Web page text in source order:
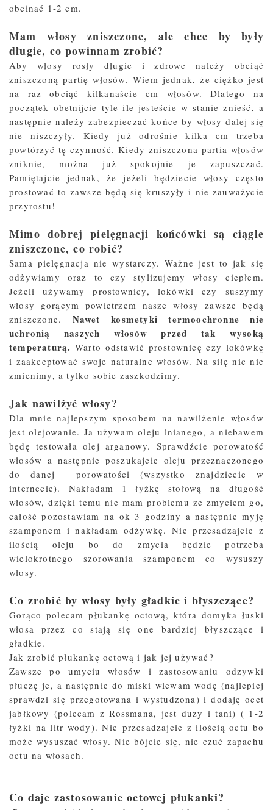
obcinać 1-2 cm.
Mam włosy zniszczone, ale chce by były
długie, co powinnam zrobić?
Aby włosy rosły długie i zdrowe należy obciąć
zniszczoną partię włosów. Wiem jednak, że ciężko jest
na raz obciąć kilkanaście cm włosów. Dlatego na
początek obetnijcie tyle ile jesteście w stanie znieść, a
następnie należy zabezpieczać końce by włosy dalej się
nie niszczyły. Kiedy już odrośnie kilka cm trzeba
powtórzyć tę czynność. Kiedy zniszczona partia włosów
zniknie, można już spokojnie je zapuszczać.
Pamiętajcie jednak, że jeżeli będziecie włosy często
prostować to zawsze będą się kruszyły i nie zauważycie
przyrostu!
Mimo dobrej pielęgnacji końcówki są ciągle
zniszczone, co robić?
Sama pielęgnacja nie wystarczy. Ważne jest to jak się
odżywiamy oraz to czy stylizujemy włosy ciepłem.
Jeżeli używamy prostownicy, lokówki czy suszymy
włosy gorącym powietrzem nasze włosy zawsze będą
zniszczone. Nawet kosmetyki termoochronne nie
uchronią naszych włosów przed tak wysoką
temperaturą. Warto odstawić prostownicę czy lokówkę
i zaakceptować swoje naturalne włosów. Na siłę nic nie
zmienimy, a tylko sobie zaszkodzimy.
Jak nawilżyć włosy?
Dla mnie najlepszym sposobem na nawilżenie włosów
jest olejowanie. Ja używam oleju lnianego, a niebawem
będę testowała olej arganowy. Sprawdźcie porowatość
włosów a następnie poszukajcie oleju przeznaczonego
do danej porowatości (wszystko znajdziecie w
internecie). Nakładam 1 łyżkę stołową na długość
włosów, dzięki temu nie mam problemu ze zmyciem go,
całość pozostawiam na ok 3 godziny a następnie myję
szamponem i nakładam odżywkę. Nie przesadzajcie z
ilością oleju bo do zmycia będzie potrzeba
wielokrotnego szorowania szamponem co wysuszy
włosy.
Co zrobić by włosy były gładkie i błyszczące?
Gorąco polecam płukankę octową, która domyka łuski
włosa przez co stają się one bardziej błyszczące i
gładkie.
Jak zrobić płukankę octową i jak jej używać?
Zawsze po umyciu włosów i zastosowaniu odzywki
płuczę je, a następnie do miski wlewam wodę (najlepiej
sprawdzi się przegotowana i wystudzona) i dodaję ocet
jabłkowy (polecam z Rossmana, jest duzy i tani) ( 1-2
łyżki na litr wody). Nie przesadzajcie z ilością octu bo
może wysuszać włosy. Nie bójcie się, nie czuć zapachu
octu na włosach.
Co daje zastosowanie octowej płukanki?